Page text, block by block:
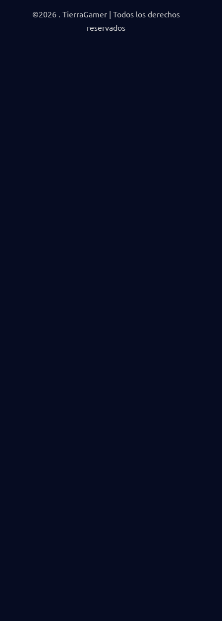
©2026 . TierraGamer | Todos los derechos
reservados